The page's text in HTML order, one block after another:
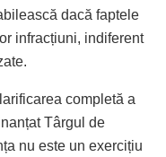
dacă faptele
infracțiuni, indiferent
completă a
Târgul de
nu este un exercițiu